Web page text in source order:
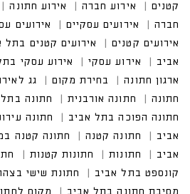
אירוע חברה
אירוע חתונה
אירועים עסקיים
אירועים עסקיים בתל
אירועים קטנים בתל אביב
אירוע עסקי בתל אביב